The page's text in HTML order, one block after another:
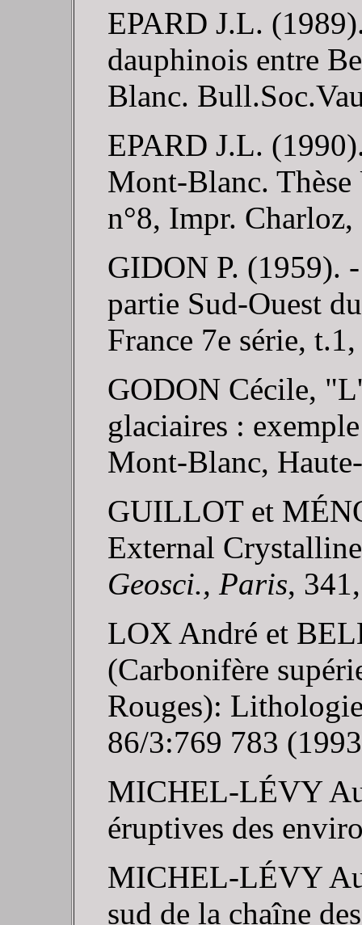
EPARD J.L.
dauphinois entre
Blanc.
EPARD J.L.
Mont-Blanc.
n°8, Impr. Charloz,
GIDON P. (1959).
partie Sud-Ouest
France 7e série,
GODON Cécile,
glaciaires :
Mont-Blanc,
GUILLOT et
External
Geosci., Paris, 341
LOX André et
(Carbonifère
Rouges):
86/3:769 783
MICHEL-LÉVY
éruptives des
MICHEL-LÉVY
sud de la chaîne